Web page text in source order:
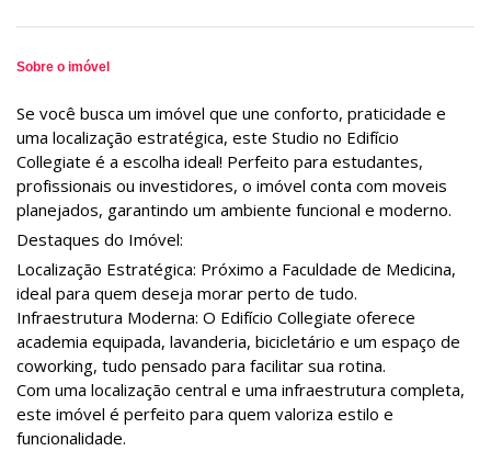
Sobre o imóvel
Se você busca um imóvel que une conforto, praticidade e
uma localização estratégica, este Studio no Edifício
Collegiate é a escolha ideal! Perfeito para estudantes,
profissionais ou investidores, o imóvel conta com moveis
planejados, garantindo um ambiente funcional e moderno.
Destaques do Imóvel:
Localização Estratégica: Próximo a Faculdade de Medicina,
ideal para quem deseja morar perto de tudo.
Infraestrutura Moderna: O Edifício Collegiate oferece
academia equipada, lavanderia, bicicletário e um espaço de
coworking, tudo pensado para facilitar sua rotina.
Com uma localização central e uma infraestrutura completa,
este imóvel é perfeito para quem valoriza estilo e
funcionalidade.